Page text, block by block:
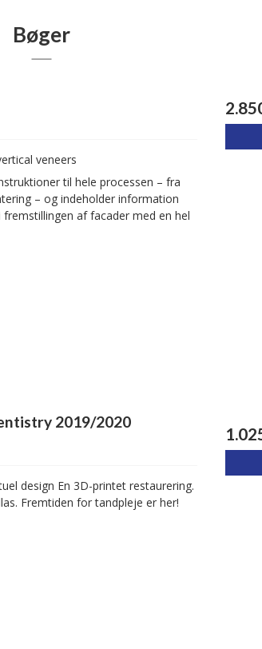
Bøger
veneers
til hele processen – fra
– og indeholder information
af facader med en hel
2019/2020
design En 3D-printet restaurering.
Fremtiden for tandpleje er her!